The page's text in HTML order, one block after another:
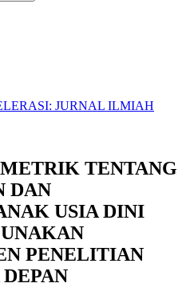
JURNAL ILMIAH
TENTANG
DAN
USIA DINI
PENELITIAN